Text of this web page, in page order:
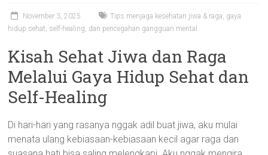
November 3, 2025
Tips menjaga kesehatan jiwa & raga, gaya
hidup sehat, self-healing, dan pencegahan gangguan mental
Kisah Sehat Jiwa dan Raga
Melalui Gaya Hidup Sehat dan
Self-Healing
Di hari-hari yang rasanya nggak adil buat jiwa, aku mulai
menata ulang kebiasaan-kebiasaan kecil agar raga dan